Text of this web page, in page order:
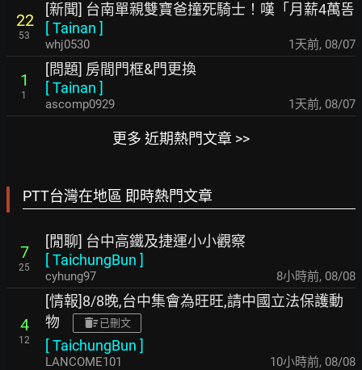
22
53
[新聞] 台南單親雙寶爸撞死騎士！嘆「月薪4萬똠
[Tainan ]
whj0530 1天前, 08/07
1
1
[問題] 房間門框&門更換
[Tainan ]
ascomp0929 1天前, 08/07
更多 近期熱門文章 >>
PTT台灣在地區 即時熱門文章
7
25
[閒聊] 台中高鐵及捷運小小觀察
[TaichungBun ]
cyhung97 8小時前, 08/08
4
12
[情報]8/8晚,台中集會為旺旺,請中國立法保護動
物
已刪文
[TaichungBun ]
LANCOME101 10小時前, 08/08